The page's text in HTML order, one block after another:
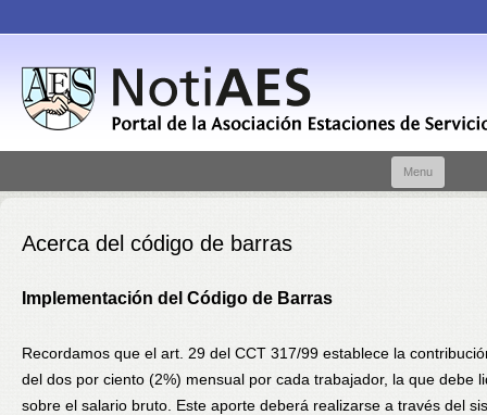
Menu
Acerca del código de barras
Implementación del Código de Barras
Recordamos que el art. 29 del CCT 317/99 establece la
del dos por ciento (2%) mensual por cada trabajador, la que debe
sobre el salario bruto. Este aporte deberá realizarse a través del